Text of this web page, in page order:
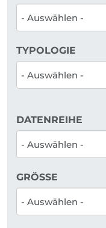
TYPOLOGIE
DATENREIHE
GRÖSSE